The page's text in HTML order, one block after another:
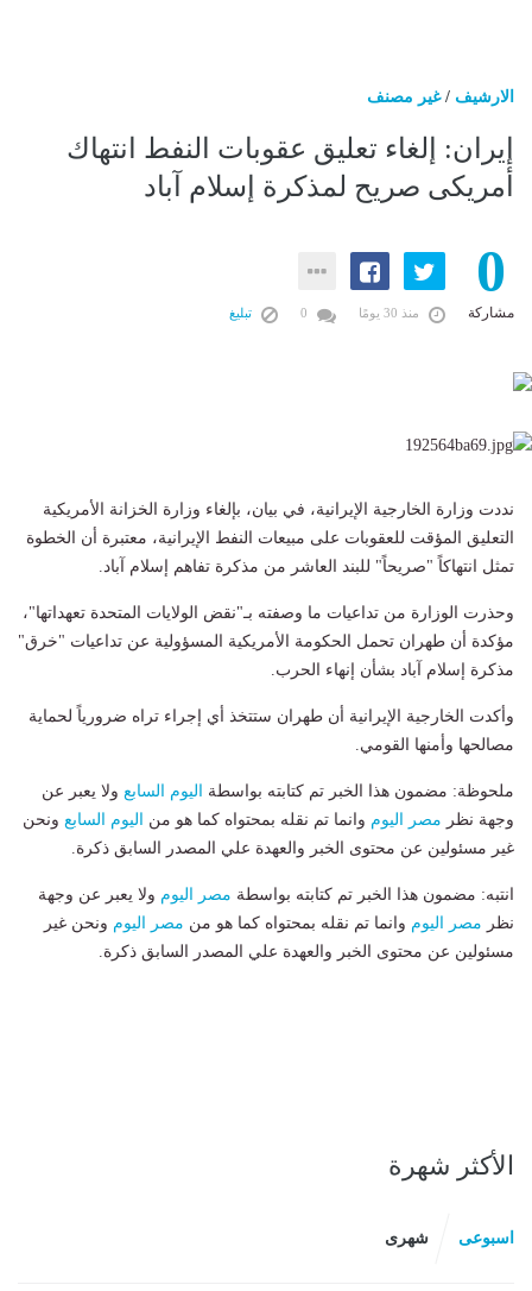
الارشيف /غير مصنف
إيران: إلغاء تعليق عقوبات النفط انتهاك
أمريكى صريح لمذكرة إسلام آباد
0
مشاركة منذ 30 يومًا تبليغ
نددت وزارة الخارجية الإيرانية، في بيان، بإلغاء وزارة الخزانة الأمريكية
التعليق المؤقت للعقوبات على مبيعات النفط الإيرانية، معتبرة أن الخطوة
تمثل انتهاكاً "صريحاً" للبند العاشر من مذكرة تفاهم إسلام آباد.
وحذرت الوزارة من تداعيات ما وصفته بـ"نقض الولايات المتحدة تعهداتها"،
مؤكدة أن طهران تحمل الحكومة الأمريكية المسؤولية عن تداعيات "خرق"
مذكرة إسلام آباد بشأن إنهاء الحرب.
وأكدت الخارجية الإيرانية أن طهران ستتخذ أي إجراء تراه ضرورياً لحماية
مصالحها وأمنها القومي.
ملحوظة: مضمون هذا الخبر تم كتابته بواسطة اليوم السابع ولا يعبر عن
وجهة نظر مصر اليوم وانما تم نقله بمحتواه كما هو من اليوم السابع ونحن
غير مسئولين عن محتوى الخبر والعهدة علي المصدر السابق ذكرة.
انتبه: مضمون هذا الخبر تم كتابته بواسطة مصر اليوم ولا يعبر عن وجهة
نظر مصر اليوم وانما تم نقله بمحتواه كما هو من مصر اليوم ونحن غير
مسئولين عن محتوى الخبر والعهدة علي المصدر السابق ذكرة.
الأكثر شهرة
اسبوعى شهرى